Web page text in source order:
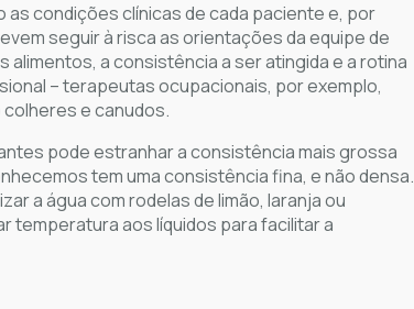
condições clínicas de cada paciente e, por
seguir à risca as orientações da equipe de
a consistência a ser atingida e a rotina
– terapeutas ocupacionais, por exemplo,
e canudos.
pode estranhar a consistência mais grossa
tem uma consistência fina, e não densa.
a água com rodelas de limão, laranja ou
temperatura aos líquidos para facilitar a